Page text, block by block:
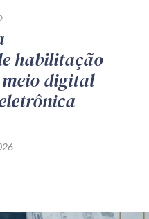
habilitação
digital